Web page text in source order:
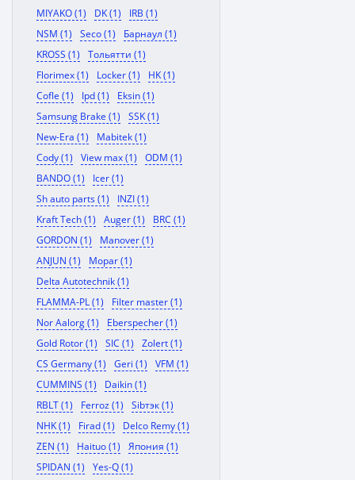
MIYAKO (1)
DK (1)
IRB (1)
NSM (1)
Seco (1)
Барнаул (1)
KROSS (1)
Тольятти (1)
Florimex (1)
Locker (1)
HK (1)
Cofle (1)
Ipd (1)
Eksin (1)
Samsung Brake (1)
SSK (1)
New-Era (1)
Mabitek (1)
Cody (1)
View max (1)
ODM (1)
BANDO (1)
Icer (1)
Sh auto parts (1)
INZI (1)
Kraft Tech (1)
Auger (1)
BRC (1)
GORDON (1)
Manover (1)
ANJUN (1)
Mopar (1)
Delta Autotechnik (1)
FLAMMA-PL (1)
Filter master (1)
Nor Aalorg (1)
Eberspecher (1)
Gold Rotor (1)
SIC (1)
Zolert (1)
CS Germany (1)
Geri (1)
VFM (1)
CUMMINS (1)
Daikin (1)
RBLT (1)
Ferroz (1)
Sibтэк (1)
NHK (1)
Firad (1)
Delco Remy (1)
ZEN (1)
Haituo (1)
Япония (1)
SPIDAN (1)
Yes-Q (1)